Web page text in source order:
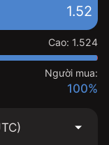
1.52
Cao: 1.524
Người mua:
100%